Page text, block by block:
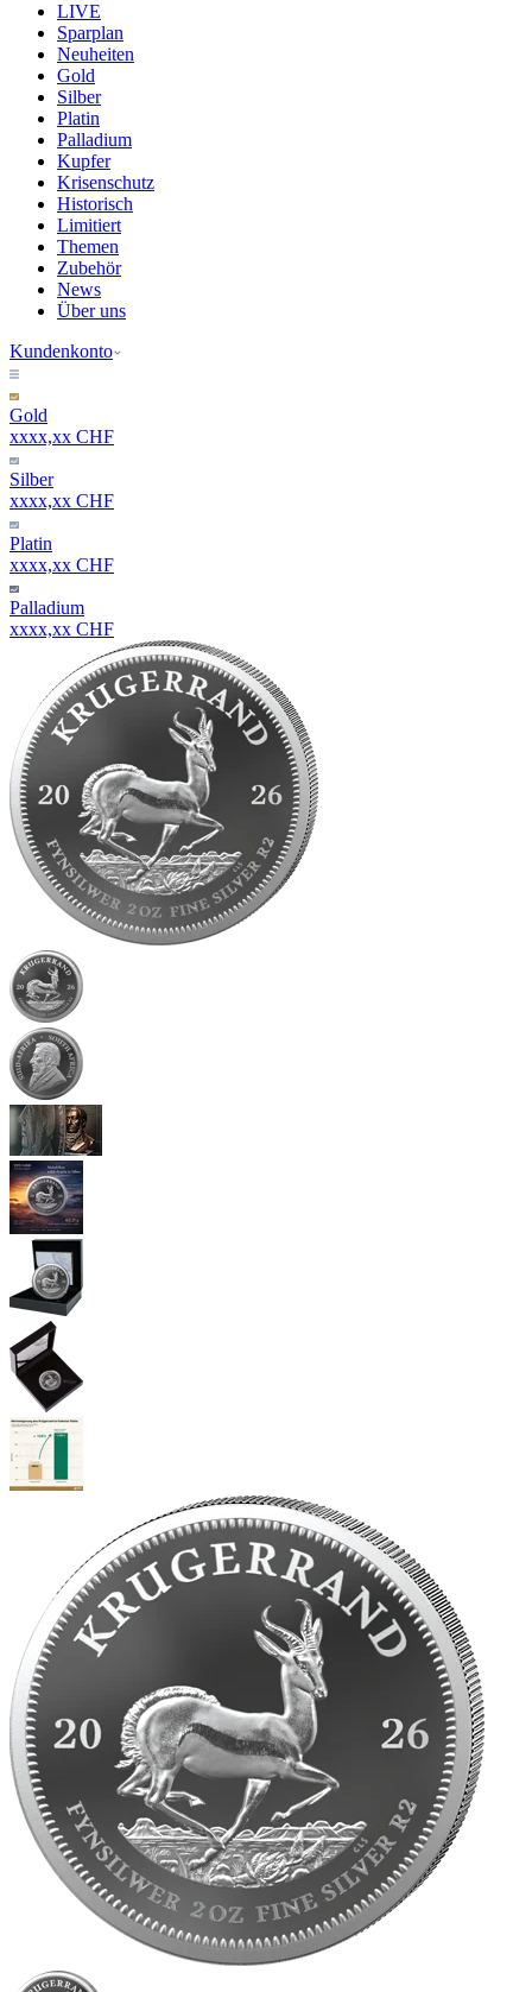
LIVE
Sparplan
Neuheiten
Gold
Silber
Platin
Palladium
Kupfer
Krisenschutz
Historisch
Limitiert
Themen
Zubehör
News
Über uns
Kundenkonto
Gold
xxxx,xx CHF
Silber
xxxx,xx CHF
Platin
xxxx,xx CHF
Palladium
xxxx,xx CHF